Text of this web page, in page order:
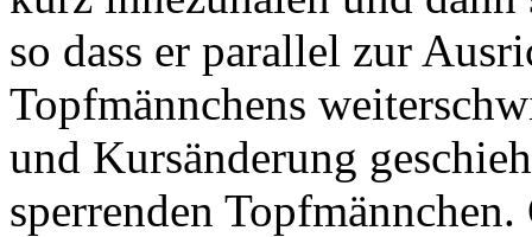
so dass er parallel zur
Topfmännchens
und Kursänderung
sperrenden